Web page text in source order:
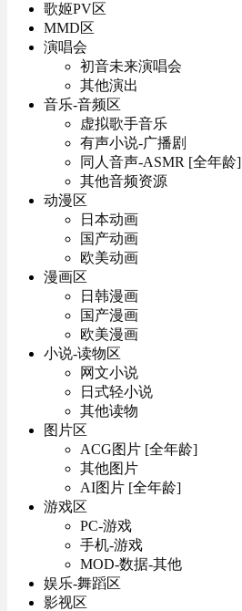
歌姬PV区
MMD区
演唱会
初音未来演唱会
其他演出
音乐-音频区
虚拟歌手音乐
有声小说-广播剧
同人音声-ASMR [全年龄]
其他音频资源
动漫区
日本动画
国产动画
欧美动画
漫画区
日韩漫画
国产漫画
欧美漫画
小说-读物区
网文小说
日式轻小说
其他读物
图片区
ACG图片 [全年龄]
其他图片
AI图片 [全年龄]
游戏区
PC-游戏
手机-游戏
MOD-数据-其他
娱乐-舞蹈区
影视区